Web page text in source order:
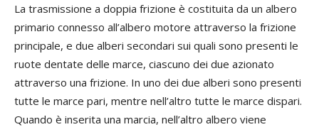
La trasmissione a doppia frizione è costituita da un albero
primario connesso all’albero motore attraverso la frizione
principale, e due alberi secondari sui quali sono presenti le
ruote dentate delle marce, ciascuno dei due azionato
attraverso una frizione. In uno dei due alberi sono presenti
tutte le marce pari, mentre nell’altro tutte le marce dispari.
Quando è inserita una marcia, nell’altro albero viene